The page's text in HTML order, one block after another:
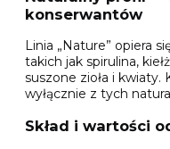
konserwantów
Linia „Nature” opiera
takich jak spirulina,
suszone zioła i kwiaty.
wyłącznie z tych
Skład i wartości